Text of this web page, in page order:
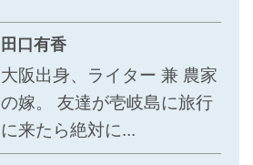
田口有香
大阪出身、ライター 兼 農家
の嫁。 友達が壱岐島に旅行
に来たら絶対に...